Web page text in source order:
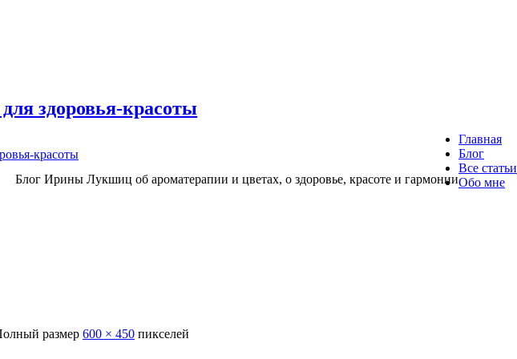
здоровья-красоты
красоты
Блог Ирины Лукшиц об ароматерапии и цветах, о здоровье, красоте и гармонии
Главная
Блог
Все статьи
Обо мне
размер 600 × 450 пикселей